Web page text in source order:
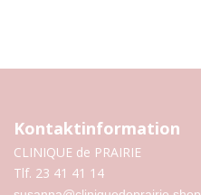
Kontaktinformation
CLINIQUE de PRAIRIE
Tlf. 23 41 41 14